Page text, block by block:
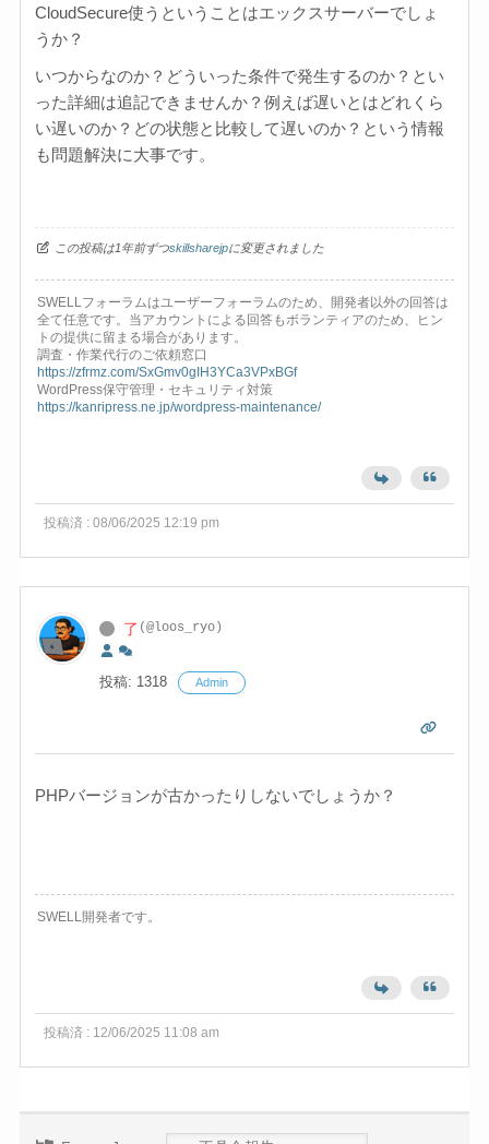
CloudSecure使うということはエックスサーバーでしょ
うか？
いつからなのか？どういった条件で発生するのか？とい
った詳細は追記できませんか？例えば遅いとはどれくら
い遅いのか？どの状態と比較して遅いのか？という情報
も問題解決に大事です。
この投稿は1年前ずつskillsharejpに変更されました
SWELLフォーラムはユーザーフォーラムのため、開発者以外の回答は
全て任意です。当アカウントによる回答もボランティアのため、ヒン
トの提供に留まる場合があります。
調査・作業代行のご依頼窓口
https://zfrmz.com/SxGmv0gIH3YCa3VPxBGf
WordPress保守管理・セキュリティ対策
https://kanripress.ne.jp/wordpress-maintenance/
投稿済 : 08/06/2025 12:19 pm
了 (@loos_ryo)
投稿: 1318 Admin
PHPバージョンが古かったりしないでしょうか？
SWELL開発者です。
投稿済 : 12/06/2025 11:08 am